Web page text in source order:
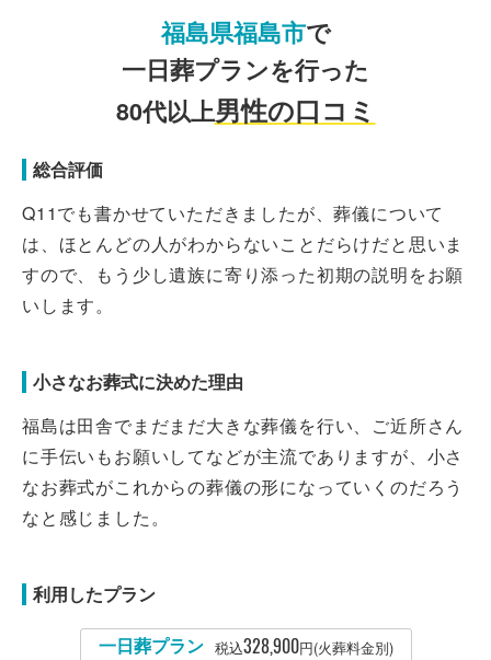
福島県福島市で
一日葬プランを行った
80代以上男性の口コミ
総合評価
Q11でも書かせていただきましたが、葬儀について
は、ほとんどの人がわからないことだらけだと思いま
すので、もう少し遺族に寄り添った初期の説明をお願
いします。
小さなお葬式に決めた理由
福島は田舎でまだまだ大きな葬儀を行い、ご近所さん
に手伝いもお願いしてなどが主流でありますが、小さ
なお葬式がこれからの葬儀の形になっていくのだろう
なと感じました。
利用したプラン
一日葬プラン 税込328,900円(火葬料金別)